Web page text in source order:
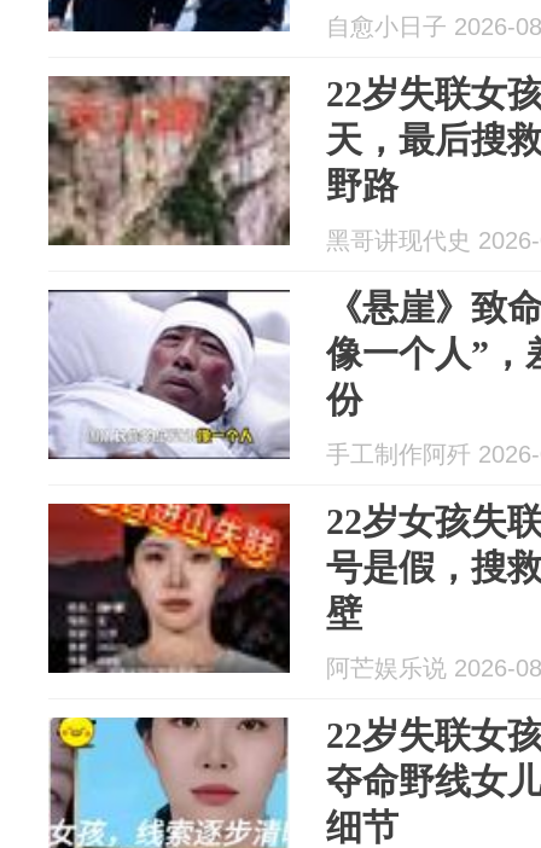
自愈小日子 2026-
22岁失联女
天，最后搜
野路
黑哥讲现代史
《悬崖》致
像一个人”，
份
手工制作阿歼
22岁女孩失
号是假，搜
壁
阿芒娱乐说 2026-
22岁失联女
夺命野线女
细节